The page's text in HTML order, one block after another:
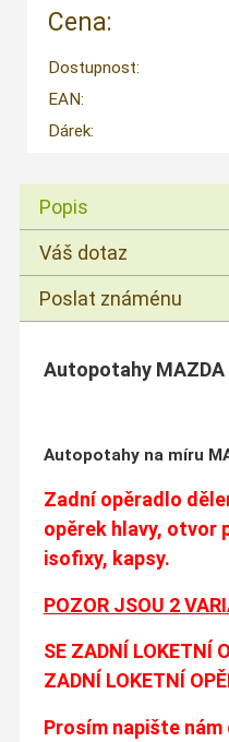
Cena:
Dostupnost:
EAN:
Dárek:
Popis
Váš dotaz
Poslat známénu
Autopotahy MAZDA
Autopotahy na míru
Zadní opěradlo
opěrek hlavy, otvor
isofixy, kapsy.
POZOR JSOU 2
SE ZADNÍ LOKETNÍ
ZADNÍ LOKETNÍ
Prosím napište